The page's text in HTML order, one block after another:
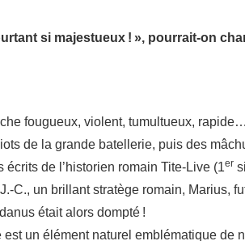
si majestueux ! », pourrait-on
fougueux, violent, tumultueux,
de la grande batellerie, puis des
écrits de l’historien romain Tite-Live (1er
C., un brillant stratège romain, Marius,
était alors dompté !
un élément naturel emblématique de